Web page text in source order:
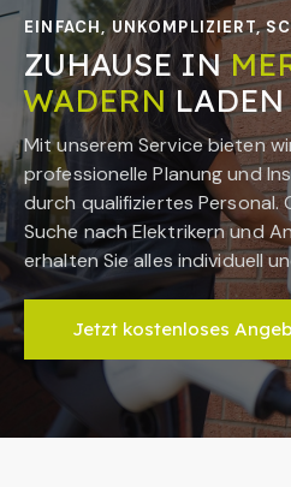
EINFACH, UNKOMPLIZIERT,
ZUHAUSE IN
WADERN LADEN
Mit unserem Service bieten
professionelle Planung und
durch qualifiziertes Personal.
Suche nach Elektrikern und
erhalten Sie alles individuell
Jetzt kostenloses